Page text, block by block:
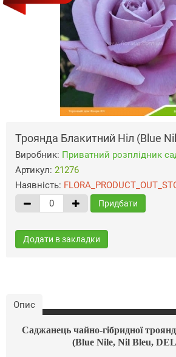
Троянда Блакитний Ніл (Blue
Виробник: Приватний розплідник
Артикул: 21276
Наявність:
Придбати
Додати в закладки
Опис
Саджанець чайно-гібридної
(Blue Nile, Nil Bleu,